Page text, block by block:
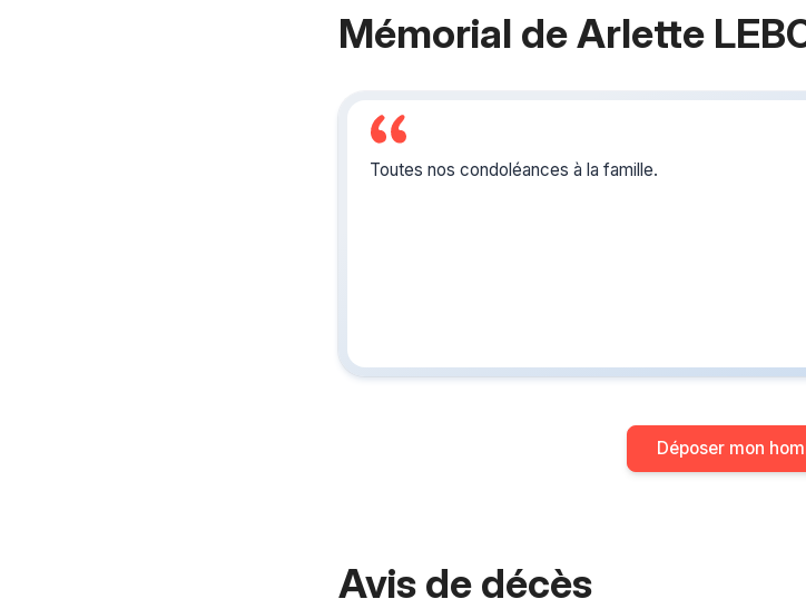
Mémorial de Arlette
Toutes nos condoléances à la famille.
Déposer mon
Avis de décès